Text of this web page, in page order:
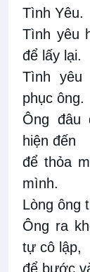
Tình Yêu.
Tình yêu
để lấy lại.
Tình yêu
phục ông.
Ông đâu
hiện đến
để thỏa
mình.
Lòng ông
Ông ra
tự cô lập,
để bước